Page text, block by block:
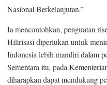
Nasional Berkelanjutan.”
Ia mencontohkan, penguatan
Hilirisasi diperlukan untuk
Indonesia lebih mandiri dalam
Sementara itu, pada
diharapkan dapat mendukung